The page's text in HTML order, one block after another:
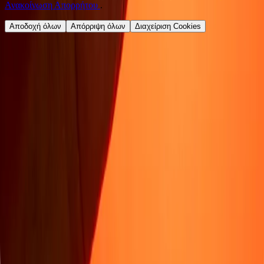
Ανακοίνωση Απορρήτου .
Αποδοχή όλων Απόρριψη όλων Διαχείριση Cookies